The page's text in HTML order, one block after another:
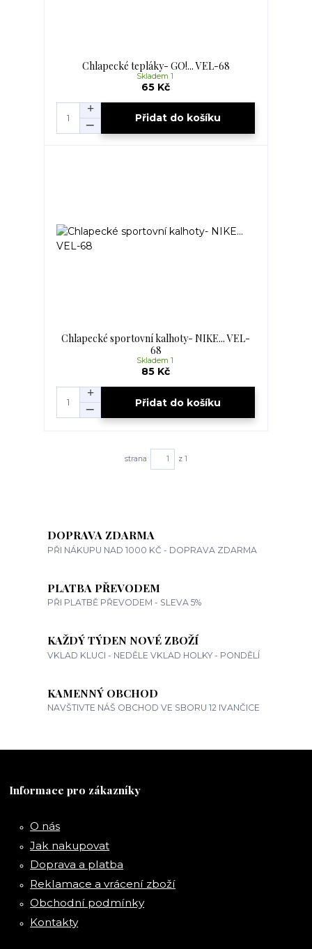
Chlapecké tepláky- GO!... VEL-68
65 Kč
Skladem 1
Přidat do košíku
Chlapecké sportovní kalhoty- NIKE... VEL-
68
85 Kč
Skladem 1
Přidat do košíku
strana z 1
DOPRAVA ZDARMA
PŘI NÁKUPU NAD 1000 KČ - DOPRAVA ZDARMA
PLATBA PŘEVODEM
PŘI PLATBĚ PŘEVODEM - SLEVA 5%
KAŽDÝ TÝDEN NOVÉ ZBOŽÍ
VKLAD KLUCI - NEDĚLE VKLAD HOLKY - PONDĚLÍ
KAMENNÝ OBCHOD
NAVŠTIVTE NÁŠ OBCHOD VE SBORU 12 IVANČICE
Informace pro zákazníky
O nás
Jak nakupovat
Doprava a platba
Reklamace a vrácení zboží
Obchodní podmínky
Kontakty